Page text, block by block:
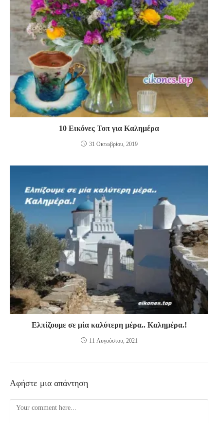
10 Εικόνες Τοπ για Καλημέρα
31 Οκτωβρίου, 2019
Ελπίζουμε σε μία καλύτερη μέρα.. Καλημέρα.!
11 Αυγούστου, 2021
Αφήστε μια απάντηση
Comment